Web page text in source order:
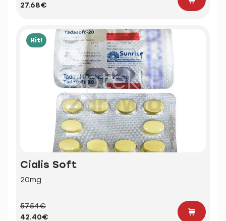
27.68€
Hit!
Cialis Soft
20mg
57.54€
42.40€